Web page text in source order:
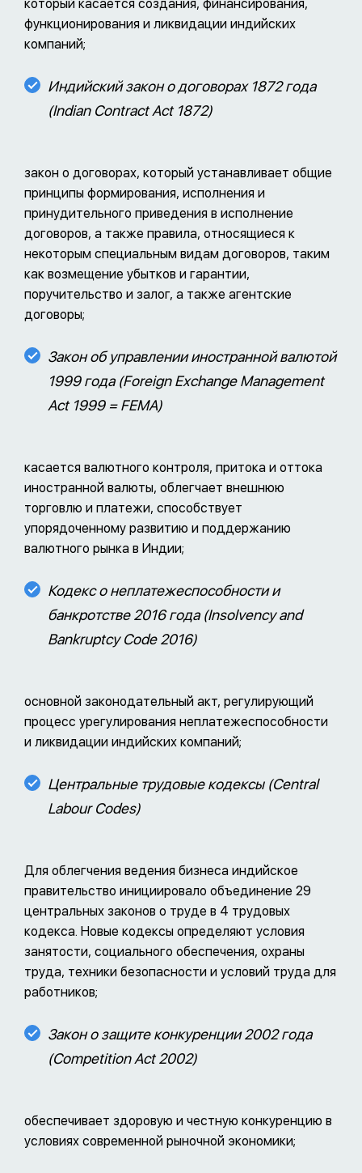
который касается создания, финансирования,
функционирования и ликвидации индийских
компаний;
Индийский закон о договорах 1872 года
(Indian Contract Act 1872)
закон о договорах, который устанавливает общие
принципы формирования, исполнения и
принудительного приведения в исполнение
договоров, а также правила, относящиеся к
некоторым специальным видам договоров, таким
как возмещение убытков и гарантии,
поручительство и залог, а также агентские
договоры;
Закон об управлении иностранной валютой
1999 года (Foreign Exchange Management
Act 1999 = FEMA)
касается валютного контроля, притока и оттока
иностранной валюты, облегчает внешнюю
торговлю и платежи, способствует
упорядоченному развитию и поддержанию
валютного рынка в Индии;
Кодекс о неплатежеспособности и
банкротстве 2016 года (Insolvency and
Bankruptcy Code 2016)
основной законодательный акт, регулирующий
процесс урегулирования неплатежеспособности
и ликвидации индийских компаний;
Центральные трудовые кодексы (Central
Labour Codes)
Для облегчения ведения бизнеса индийское
правительство инициировало объединение 29
центральных законов о труде в 4 трудовых
кодекса. Новые кодексы определяют условия
занятости, социального обеспечения, охраны
труда, техники безопасности и условий труда для
работников;
Закон о защите конкуренции 2002 года
(Competition Act 2002)
обеспечивает здоровую и честную конкуренцию в
условиях современной рыночной экономики;